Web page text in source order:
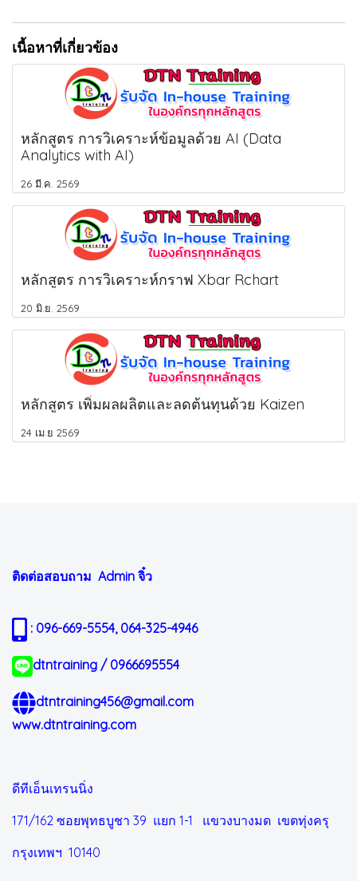
เนื้อหาที่เกี่ยวข้อง
หลักสูตร การวิเคราะห์ข้อมูลด้วย AI (Data
Analytics with AI)
26 มี.ค. 2569
หลักสูตร การวิเคราะห์กราฟ Xbar Rchart
20 มิ.ย. 2569
หลักสูตร เพิ่มผลผลิตและลดต้นทุนด้วย Kaizen
24 เม.ย 2569
ติดต่อสอบถาม Admin จิ๋ว
: 096-669-5554, 064-325-4946
dtntraining / 0966695554
dtntraining456@gmail.com
www.dtntraining.com
ดีทีเอ็นเทรนนิ่ง
171/162 ซอยพุทธบูชา 39 แยก 1-1 แขวงบางมด เขตทุ่งครุ
กรุงเทพฯ 10140